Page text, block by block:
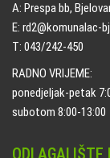
A: Prespa bb,
E: rd2@komunalac-
T: 043/242-450
RADNO VRIJEME:
ponedjeljak-petak
subotom 8:00-13:00
ODLAGALIŠTE